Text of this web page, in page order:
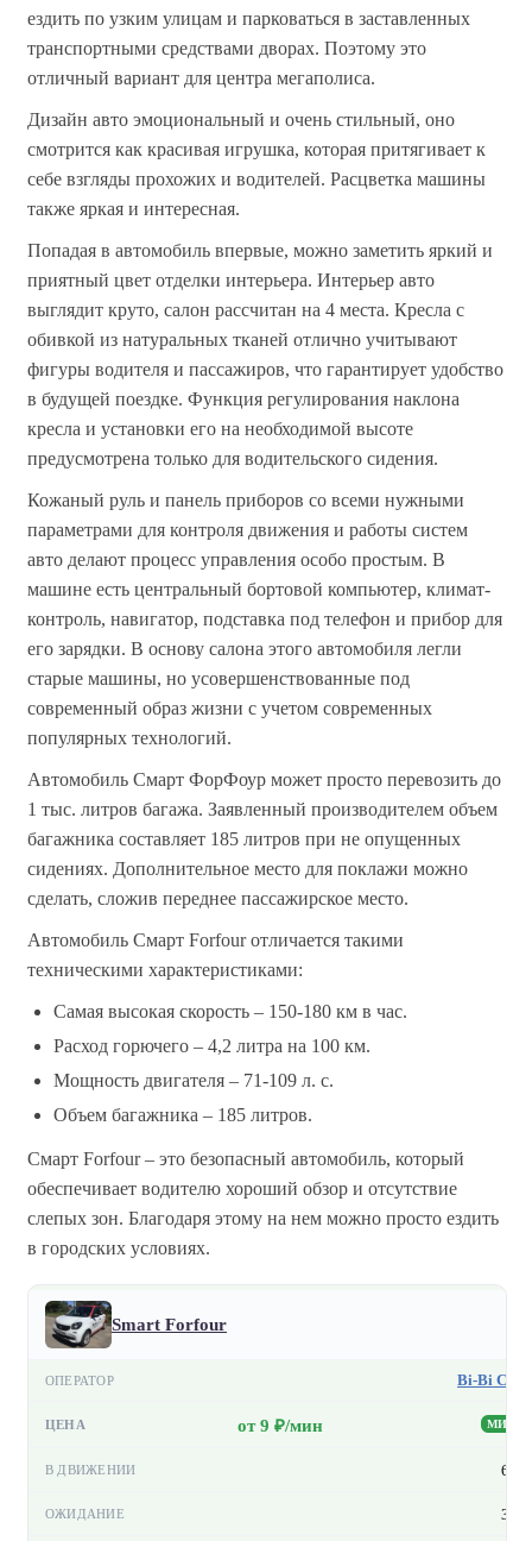
ездить по узким улицам и парковаться в заставленных
транспортными средствами дворах. Поэтому это
отличный вариант для центра мегаполиса.
Дизайн авто эмоциональный и очень стильный, оно
смотрится как красивая игрушка, которая притягивает к
себе взгляды прохожих и водителей. Расцветка машины
также яркая и интересная.
Попадая в автомобиль впервые, можно заметить яркий и
приятный цвет отделки интерьера. Интерьер авто
выглядит круто, салон рассчитан на 4 места. Кресла с
обивкой из натуральных тканей отлично учитывают
фигуры водителя и пассажиров, что гарантирует удобство
в будущей поездке. Функция регулирования наклона
кресла и установки его на необходимой высоте
предусмотрена только для водительского сидения.
Кожаный руль и панель приборов со всеми нужными
параметрами для контроля движения и работы систем
авто делают процесс управления особо простым. В
машине есть центральный бортовой компьютер, климат-
контроль, навигатор, подставка под телефон и прибор для
его зарядки. В основу салона этого автомобиля легли
старые машины, но усовершенствованные под
современный образ жизни с учетом современных
популярных технологий.
Автомобиль Смарт ФорФоур может просто перевозить до
1 тыс. литров багажа. Заявленный производителем объем
багажника составляет 185 литров при не опущенных
сидениях. Дополнительное место для поклажи можно
сделать, сложив переднее пассажирское место.
Автомобиль Смарт Forfour отличается такими
техническими характеристиками:
Самая высокая скорость – 150-180 км в час.
Расход горючего – 4,2 литра на 100 км.
Мощность двигателя – 71-109 л. с.
Объем багажника – 185 литров.
Смарт Forfour – это безопасный автомобиль, который
обеспечивает водителю хороший обзор и отсутствие
слепых зон. Благодаря этому на нем можно просто ездить
в городских условиях.
Smart Forfour
Bi-Bi Car
от 9 ₽/мин МИН
6 ₽
3 ₽